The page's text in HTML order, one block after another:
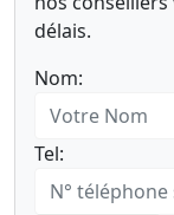
délais.
Nom:
Tel: